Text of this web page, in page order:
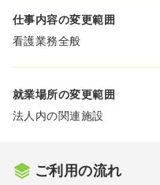
仕事内容の変更範囲
看護業務全般
就業場所の変更範囲
法人内の関連施設
ご利用の流れ